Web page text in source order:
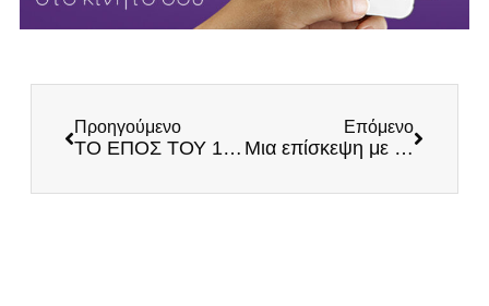
Προηγούμενο
ΤΟ ΕΠΟΣ ΤΟΥ 1940 ΚΑΙ ΟΙ ΑΝΥΠΟΣΤΑΤΟΙ ΜΥΘΟΙ
Επόμενο
Μια επίσκεψη με νόημα